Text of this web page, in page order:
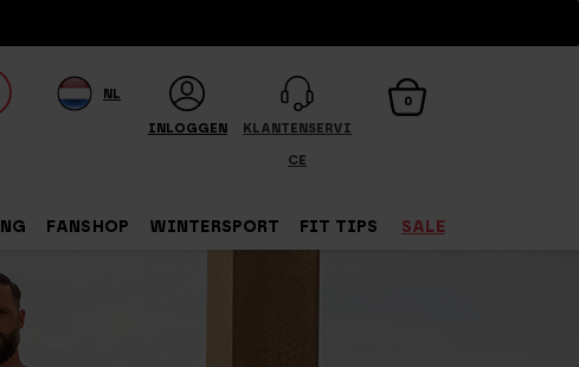
NL
INLOGGEN KLANTENSERVI
CE
0
FANSHOP WINTERSPORT FIT TIPS SALE